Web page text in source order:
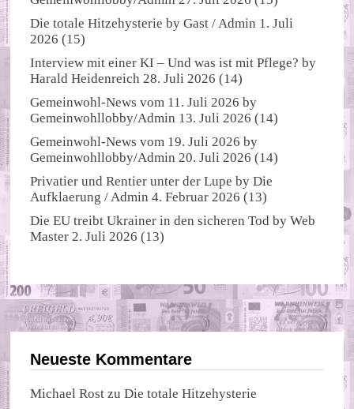
Die totale Hitzehysterie byGast / Admin 1. Juli
2026 (15)
Interview mit einer KI – Und was ist mit Pflege? by
Harald Heidenreich 28. Juli 2026 (14)
Gemeinwohl-News vom 11. Juli 2026 by
Gemeinwohllobby/Admin 13. Juli 2026 (14)
Gemeinwohl-News vom 19. Juli 2026 by
Gemeinwohllobby/Admin 20. Juli 2026 (14)
Privatier und Rentier unter der Lupe byDie
Aufklaerung / Admin 4. Februar 2026 (13)
Die EU treibt Ukrainer in den sicheren Tod byWeb
Master 2. Juli 2026 (13)
Neueste Kommentare
Michael Rost zuDie totale Hitzehysterie